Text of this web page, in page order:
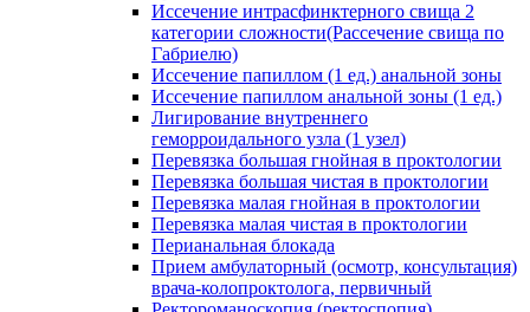
Иссечение интрасфинктерного свища 2
категории сложности(Рассечение свища по
Габриелю)
Иссечение папиллом (1 ед.) анальной зоны
Иссечение папиллом анальной зоны (1 ед.)
Лигирование внутреннего
геморроидального узла (1 узел)
Перевязка большая гнойная в проктологии
Перевязка большая чистая в проктологии
Перевязка малая гнойная в проктологии
Перевязка малая чистая в проктологии
Перианальная блокада
Прием амбулаторный (осмотр, консультация)
врача-колопроктолога, первичный